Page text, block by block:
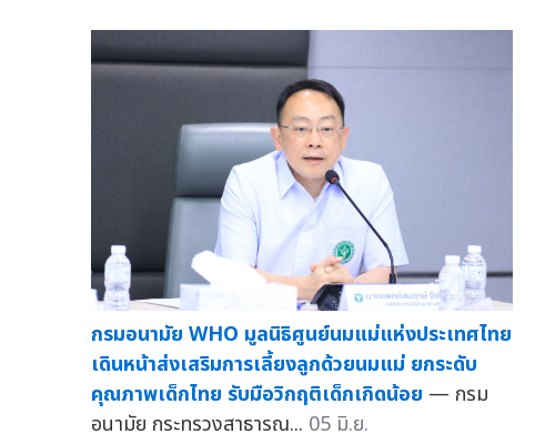
กรมอนามัย WHO มูลนิธิศูนย์นมแม่แห่งประเทศไทย
เดินหน้าส่งเสริมการเลี้ยงลูกด้วยนมแม่ ยกระดับ
คุณภาพเด็กไทย รับมือวิกฤติเด็กเกิดน้อย — กรม
อนามัย กระทรวงสาธารณ... 05 มิ.ย.